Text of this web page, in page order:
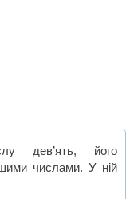
дев’ять, його
числами. У ній